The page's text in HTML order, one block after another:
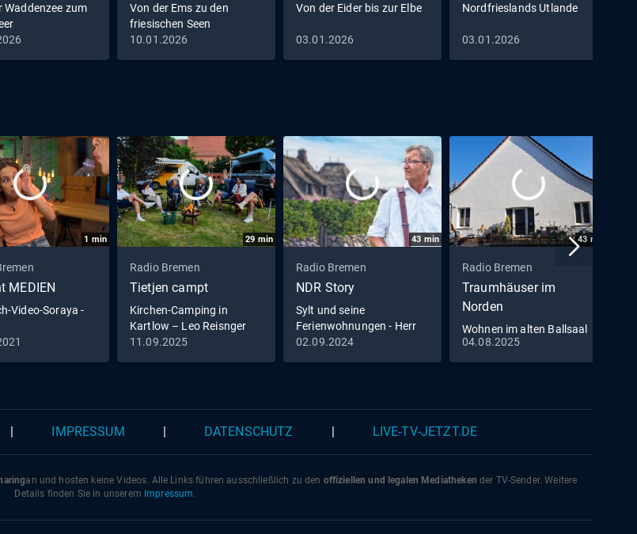
Waddenzee zum
Von der Ems zu den
friesischen Seen
10.01.2026
Von der Eider bis zur Elbe
03.01.2026
Nordfrieslands Utlande
03.01.2026
1 min
MEDIEN
Video-Soraya -
29 min
Radio Bremen
Tietjen campt
Kirchen-Camping in
Kartlow – Leo Reisnger
rockt die Orgel (S03/E04)
11.09.2025
43 min
Radio Bremen
NDR Story
Sylt und seine
Ferienwohnungen - Herr
Jansen greift durch
02.09.2024
43min
Radio Bremen
Traumhäuser im
Norden
Wohnen im alten Ballsaal
04.08.2025
IMPRESSUM DATENSCHUTZ LIVE-TV-JETZT.DE
an und hosten keine Videos. Alle Links führen ausschließlich zu den offiziellen und legalen Mediatheken der TV-Sender. Weitere
Details finden Sie in unserem Impressum.